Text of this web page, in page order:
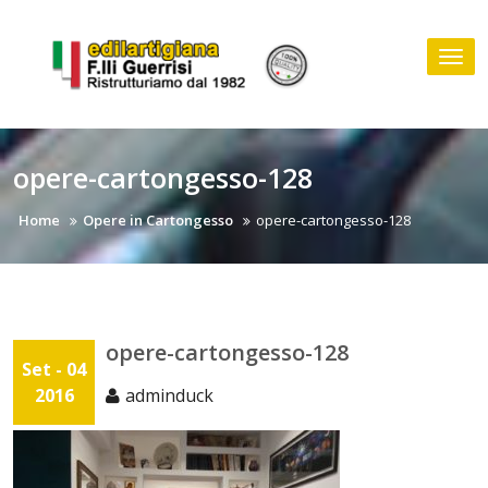
content
opere-cartongesso-128
Home Opere in Cartongesso opere-cartongesso-128
Set - 04
2016
opere-cartongesso-128
adminduck